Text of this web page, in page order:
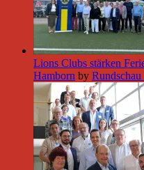
Lions Clubs stärken
Hamborn by